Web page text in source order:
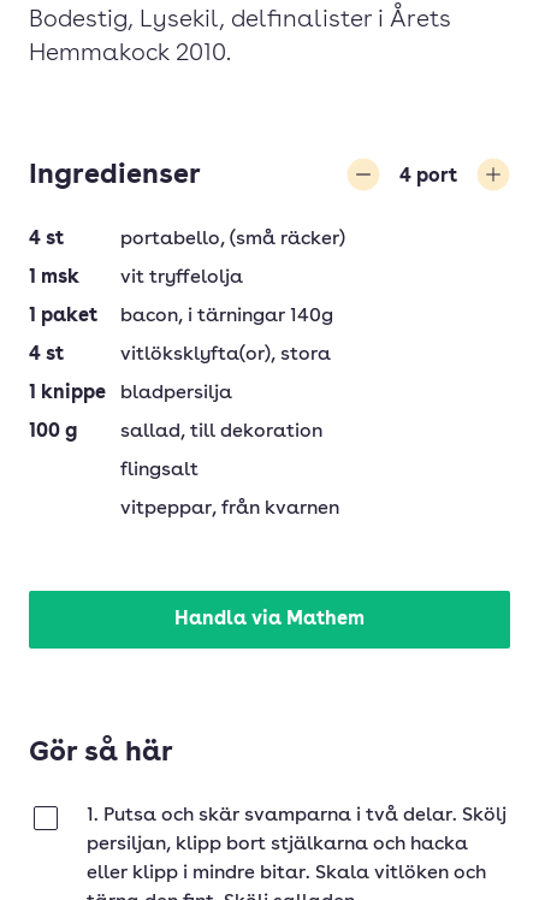
Bodestig, Lysekil, delfinalister i Årets
Hemmakock 2010.
Ingredienser 4 port
4 st portabello, (små räcker)
1 msk
vit tryffelolja
1 paket bacon, i tärningar 140g
4 st vitlöksklyfta(or), stora
1
knippe
bladpersilja
100 g sallad, till dekoration
flingsalt
vitpeppar, från kvarnen
Handla via Mathem
Gör så här
1. Putsa och skär svamparna i två delar. Skölj
persiljan, klipp bort stjälkarna och hacka
eller klipp i mindre bitar. Skala vitlöken och